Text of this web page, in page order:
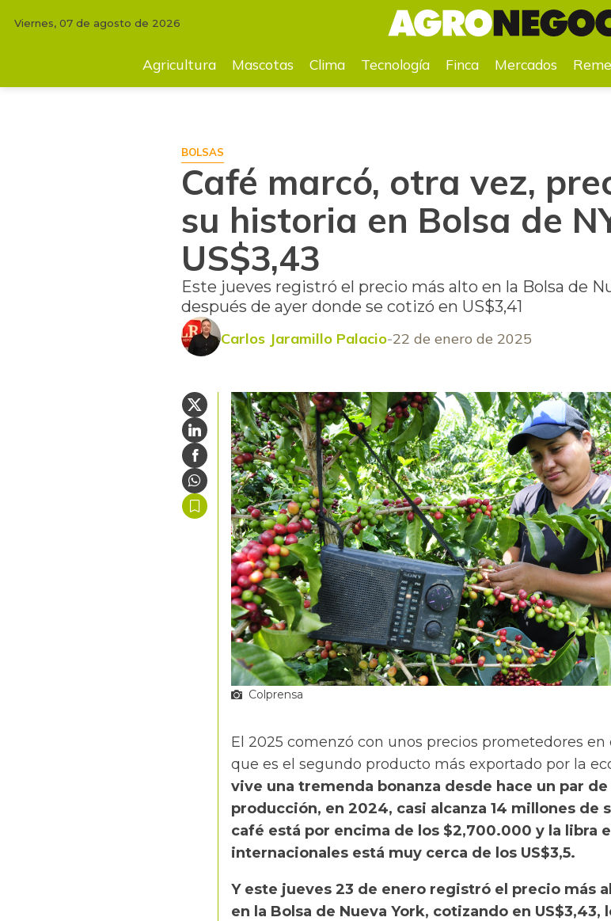
Café marcó, otra vez, precio más alto de su historia en Bolsa de NY, cotizó en US$3,43
Viernes, 07 de agosto de 2026
Agricultura Mascotas Clima Tecnología Finca Mercados
BOLSAS
Café marcó, otra vez,
su historia en Bolsa de
US$3,43
Este jueves registró el precio más alto en la Bolsa de
después de ayer donde se cotizó en US$3,41
Carlos Jaramillo Palacio 22 de enero de 2025
Colprensa
El 2025 comenzó con unos precios prometedores en
que es el segundo producto más exportado por la
vive una tremenda bonanza desde hace un par de
producción, en 2024, casi alcanza 14 millones de
café está por encima de los $2,700.000 y la libra
internacionales está muy cerca de los US$3,5.
Y este jueves 23 de enero registró el precio más
en la Bolsa de Nueva York, cotizando en US$3,43,